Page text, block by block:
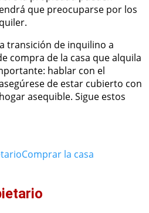
que preocuparse por los
transición de inquilino a
compra de la casa que alquila
hablar con el
de estar cubierto con
asequible. Sigue estos
Comprar la casa